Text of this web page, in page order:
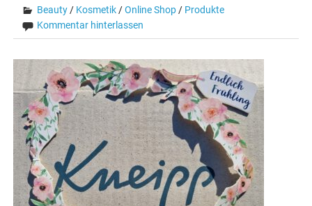
Beauty / Kosmetik /Online Shop / Produkte
Kommentar hinterlassen